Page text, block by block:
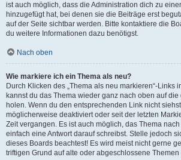
ist auch möglich, dass die Administration dich zu
hinzugefügt hat, bei denen sie die Beiträge erst
auf der Seite sichtbar werden. Bitte kontaktiere die
du weitere Informationen dazu benötigst.
Nach oben
Wie markiere ich ein Thema als neu?
Durch Klicken des „Thema als neu markieren“-Links
kannst du das Thema wieder ganz nach oben auf
holen. Wenn du den entsprechenden Link nicht
möglicherweise deaktiviert oder seit der letzten
Zeit vergangen. Es ist auch möglich, das Thema
einfach eine Antwort darauf schreibst. Stelle jedoch
dieses Boards beachtest! Es wird meist nicht gerne
triftigen Grund auf alte oder abgeschlossene